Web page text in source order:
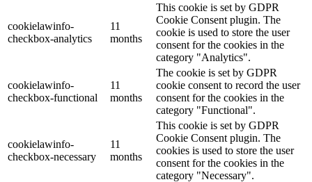
cookielawinfo-
checkbox-analytics
11
months
This cookie is set by GDPR
Cookie Consent plugin. The
cookie is used to store the user
consent for the cookies in the
category "Analytics".
cookielawinfo-
checkbox-functional
11
months
The cookie is set by GDPR
cookie consent to record the user
consent for the cookies in the
category "Functional".
cookielawinfo-
checkbox-necessary
11
months
This cookie is set by GDPR
Cookie Consent plugin. The
cookies is used to store the user
consent for the cookies in the
category "Necessary".